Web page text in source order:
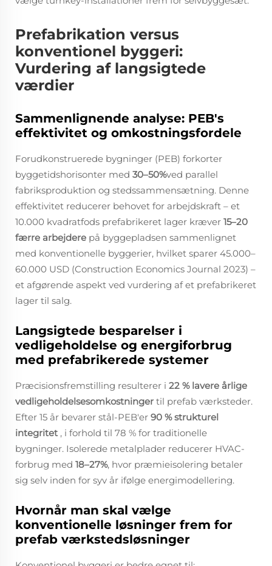
Prefabrikation versus
konventionel byggeri:
Vurdering af langsigtede
værdier
Sammenlignende analyse: PEB's
effektivitet og omkostningsfordele
Forudkonstruerede bygninger (PEB) forkorter
byggetidshorisonter med 30–50%ved parallel
fabriksproduktion og stedssammensætning. Denne
effektivitet reducerer behovet for arbejdskraft – et
10.000 kvadratfods prefabrikeret lager kræver 15–20
færre arbejdere på byggepladsen sammenlignet
med konventionelle byggerier, hvilket sparer 45.000–
60.000 USD (Construction Economics Journal 2023) –
et afgørende aspekt ved vurdering af et prefabrikeret
lager til salg.
Langsigtede besparelser i
vedligeholdelse og energiforbrug
med prefabrikerede systemer
Præcisionsfremstilling resulterer i 22 % lavere årlige
vedligeholdelsesomkostninger til prefab værksteder.
Efter 15 år bevarer stål-PEB'er 90 % strukturel
integritet , i forhold til 78 % for traditionelle
bygninger. Isolerede metalplader reducerer HVAC-
forbrug med 18–27%, hvor præmieisolering betaler
sig selv inden for syv år ifølge energimodellering.
Hvornår man skal vælge
konventionelle løsninger frem for
prefab værkstedsløsninger